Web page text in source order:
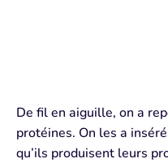
De fil en aiguille, on a
protéines. On les a
qu’ils produisent leurs